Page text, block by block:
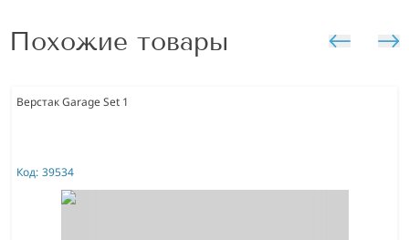
Похожие товары
Верстак Garage Set 1
Код: 39534